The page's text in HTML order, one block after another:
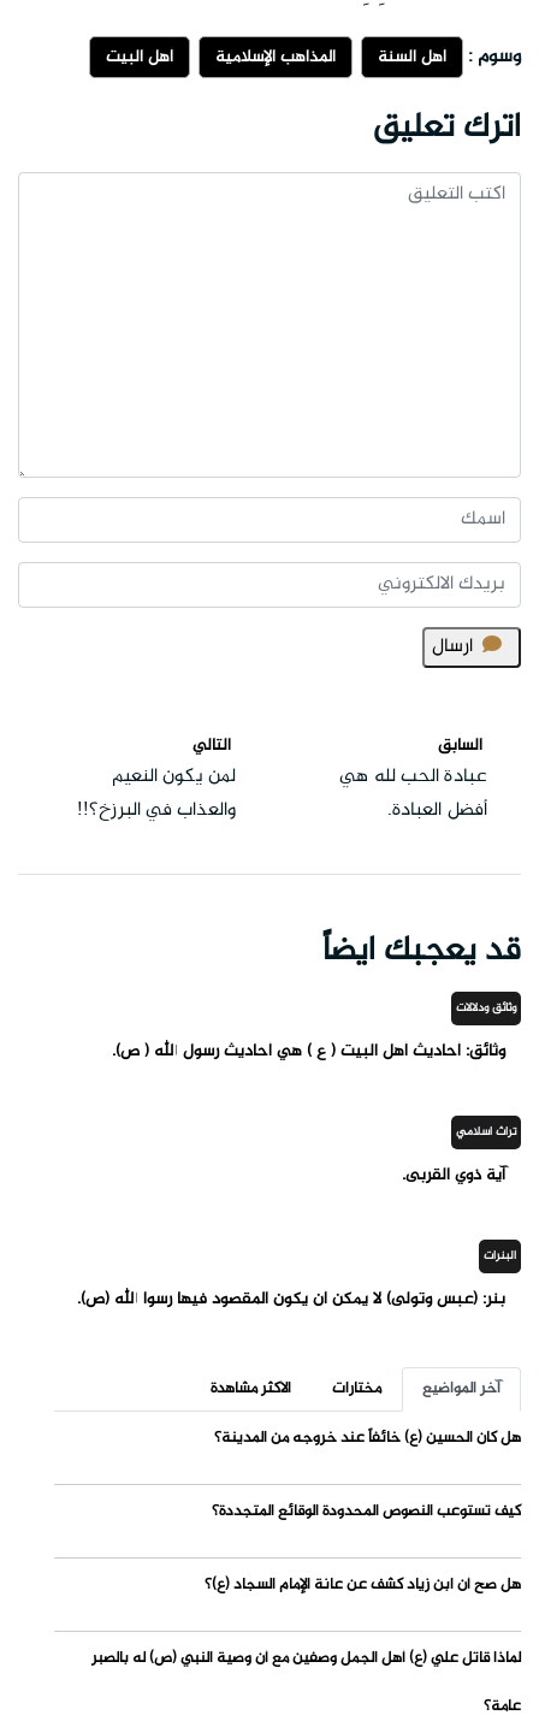
وسوم : أهل السنة المذاهب الإسلامية أهل البيت
اترك تعليق
ارسال
السابق
عبادة الحب لله هي
أفضل العبادة.
التالي
لمن يكون النعيم
والعذاب في البرزخ؟!!
قد يعجبك ايضاً
وثائق ودلالات
وثائق: أحاديث أهل البيت ( ع ) هي أحاديث رسول الله ( ص).
تراث اسلامي
آية ذوي القربى.
البنرات
بنر: (عبس وتولى) لا يمكن أن يكون المقصود فيها رسوا الله (ص).
آخر المواضيع مختارات
الاكثر مشاهدة
هل كان الحسين (ع) خائفاً عند خروجه من المدينة؟
كيف تستوعب النصوص المحدودة الوقائع المتجددة؟
هل صح أن ابن زياد كشف عن عانة الإمام السجاد (ع)؟
لماذا قاتل علي (ع) أهل الجمل وصفين مع أن وصية النبي (ص) له بالصبر
عامة؟